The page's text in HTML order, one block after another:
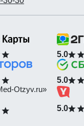
5.0
5.0
5.0